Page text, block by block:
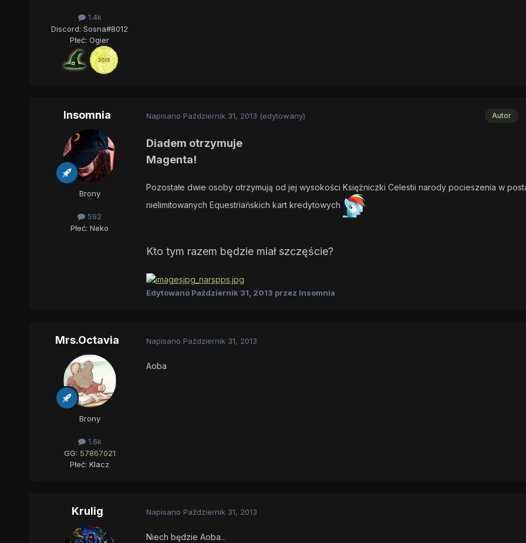
1.4k
Discord: Sosna#8012
Płeć: Ogier
Insomnia
Brony
592
Płeć: Neko
Autor
Napisano Październik 31, 2013 (edytowany)
Diadem otrzymuje
Magenta!
Pozostałe dwie osoby otrzymują od jej wysokości Księżniczki Celestii narody pocieszenia w
nielimitowanych Equestriańskich kart kredytowych
Kto tym razem będzie miał szczęście?
Edytowano Październik 31, 2013 przez Insomnia
Mrs.Octavia
Brony
1.6k
GG: 57867021
Płeć: Klacz
Napisano Październik 31, 2013
Aoba
Krulig Napisano Październik 31, 2013
Niech będzie Aoba...